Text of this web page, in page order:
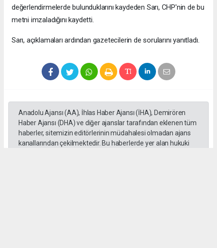
değerlendirmelerde bulunduklarını kaydeden Sarı, CHP'nin de bu
metni imzaladığını kaydetti.
Sarı, açıklamaları ardından gazetecilerin de sorularını yanıtladı.
Anadolu Ajansı (AA), İhlas Haber Ajansı (İHA), Demirören
Haber Ajansı (DHA) ve diğer ajanslar tarafından eklenen tüm
haberler, sitemizin editörlerinin müdahalesi olmadan ajans
kanallarından çekilmektedir. Bu haberlerde yer alan hukuki